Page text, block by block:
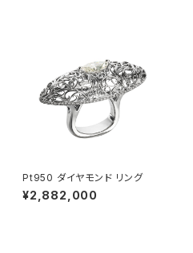
Pt950 ダイヤモンド リング
¥2,882,000